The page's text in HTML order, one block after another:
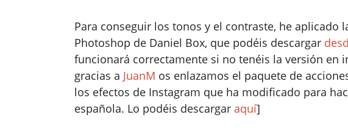
Para conseguir los tonos y el contraste, he aplicado
Photoshop de Daniel Box, que podéis descargar
funcionará correctamente si no tenéis la versión en
gracias a JuanM os enlazamos el paquete de
los efectos de Instagram que ha modificado para
española. Lo podéis descargar aquí]